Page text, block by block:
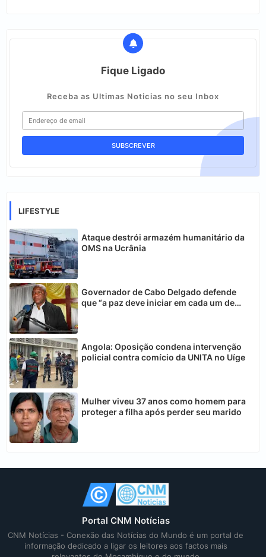
Fique Ligado
Receba as Ultimas Noticias no seu Inbox
LIFESTYLE
Ataque destrói armazém humanitário da
OMS na Ucrânia
Governador de Cabo Delgado defende
que “a paz deve iniciar em cada um de
Angola: Oposição condena intervenção
policial contra comício da UNITA no Uíge
Mulher viveu 37 anos como homem para
proteger a filha após perder seu marido
Portal CNM Notícias
CNM Notícias - Conexão das Notícias do Mundo é um portal de
informação dedicado a ligar os leitores aos factos mais